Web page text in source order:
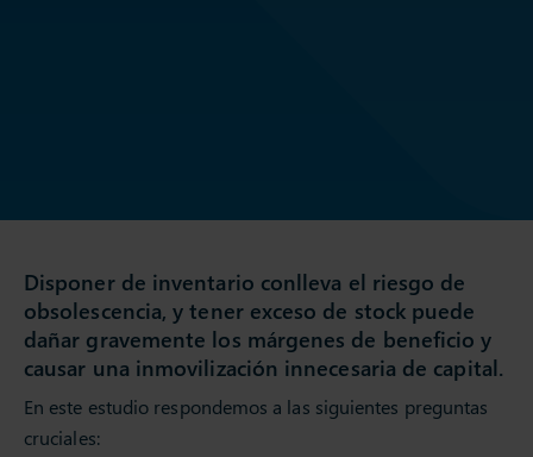
Disponer de inventario conlleva el riesgo de
obsolescencia, y tener exceso de stock puede
dañar gravemente los márgenes de beneficio y
causar una inmovilización innecesaria de capital.
En este estudio respondemos a las siguientes preguntas
cruciales: